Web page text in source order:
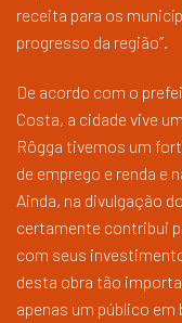
receita para os
progresso da região”.
De acordo com o
Costa, a cidade vive
Rôgga tivemos um
de emprego e renda
Ainda, na divulgação
certamente contribui
com seus
desta obra tão
apenas um público